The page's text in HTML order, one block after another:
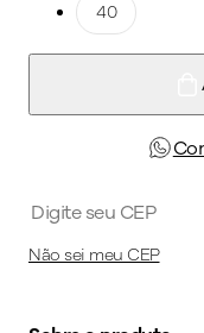
Tamanho: 40
40
Não sei meu CEP